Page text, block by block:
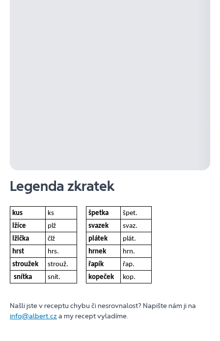
Legenda zkratek
kus ks špetka
špet.
lžíce
plž svazek
svaz.
lžička
člž plátek
plát.
hrst
hrs. hrnek
hrn.
stroužek
strouž. řapík
řap.
snítka
snít. kopeček kop.
Našli jste v receptu chybu či nesrovnalost? Napište nám ji na
info@albert.cza my recept vyladíme.